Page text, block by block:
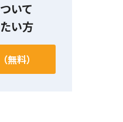
ンサルテーション
いて
い方
無料）